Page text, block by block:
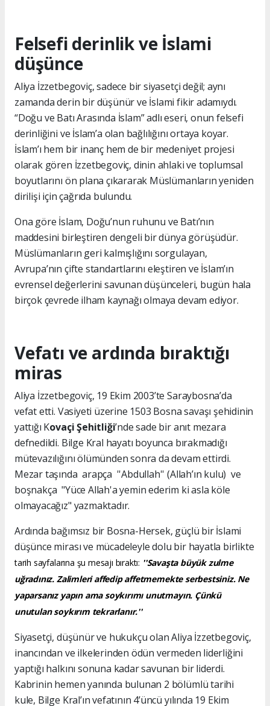
Felsefi derinlik ve İslami
düşünce
Aliya İzzetbegoviç, sadece bir siyasetçi değil; aynı
zamanda derin bir düşünür ve İslami fikir adamıydı.
“Doğu ve Batı Arasında İslam” adlı eseri, onun felsefi
derinliğini ve İslam’a olan bağlılığını ortaya koyar.
İslam’ı hem bir inanç hem de bir medeniyet projesi
olarak gören İzzetbegoviç, dinin ahlaki ve toplumsal
boyutlarını ön plana çıkararak Müslümanların yeniden
dirilişi için çağrıda bulundu.
Ona göre İslam, Doğu’nun ruhunu ve Batı’nın
maddesini birleştiren dengeli bir dünya görüşüdür.
Müslümanların geri kalmışlığını sorgulayan,
Avrupa’nın çifte standartlarını eleştiren ve İslam’ın
evrensel değerlerini savunan düşünceleri, bugün hala
birçok çevrede ilham kaynağı olmaya devam ediyor.
Vefatı ve ardında bıraktığı
miras
Aliya İzzetbegoviç, 19 Ekim 2003’te Saraybosna’da
vefat etti. Vasiyeti üzerine 1503 Bosna savaşı şehidinin
yattığı Kovaçi Şehitliği’nde sade bir anıt mezara
defnedildi. Bilge Kral hayatı boyunca bırakmadığı
mütevazılığını ölümünden sonra da devam ettirdi.
Mezar taşında arapça ''Abdullah'' (Allah’ın kulu) ve
boşnakça "Yüce Allah'a yemin ederim ki asla köle
olmayacağız" yazmaktadır.
Ardında bağımsız bir Bosna-Hersek, güçlü bir İslami
düşünce mirası ve mücadeleyle dolu bir hayatla birlikte
tarih sayfalarına şu mesajı bıraktı: ''Savaşta büyük zulme
uğradınız. Zalimleri affedip affetmemekte serbestsiniz. Ne
yaparsanız yapın ama soykırımı unutmayın. Çünkü
unutulan soykırım tekrarlanır.''
Siyasetçi, düşünür ve hukukçu olan Aliya İzzetbegoviç,
inancından ve ilkelerinden ödün vermeden liderliğini
yaptığı halkını sonuna kadar savunan bir liderdi.
Kabrinin hemen yanında bulunan 2 bölümlü tarihi
kule, Bilge Kral’ın vefatının 4’üncü yılında 19 Ekim